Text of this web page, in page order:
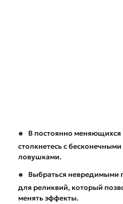
В постоянно меняющихся
столкнетесь с
ловушками.
Выбраться невредимыми
для реликвий, который
менять эффекты.